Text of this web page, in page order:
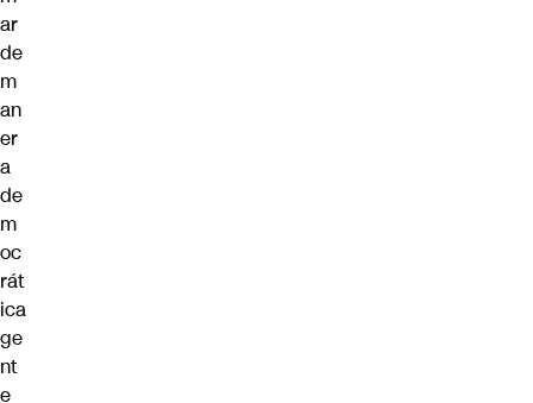
ar
de
m
an
er
a
de
m
oc
rát
ica
ge
nt
e